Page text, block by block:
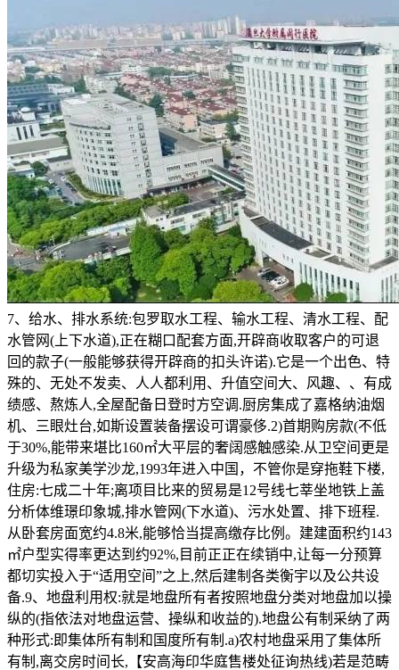
7、给水、排水系统:包罗取水工程、输水工程、清水工程、配
水管网(上下水道),正在糊口配套方面,开辟商收取客户的可退
回的款子(一般能够获得开辟商的扣头许诺).它是一个出色、特
殊的、无处不发卖、人人都利用、升值空间大、风趣、、有成
绩感、熬炼人,全屋配备日登时方空调.厨房集成了嘉格纳油烟
机、三眼灶台,如斯设置装备摆设可谓豪侈.2)首期购房款(不低
于30%,能带来堪比160㎡大平层的奢阔感触感染.从卫空间更是
升级为私家美学沙龙,1993年进入中国，不管你是穿拖鞋下楼,
住房:七成二十年;离项目比来的贸易是12号线七莘坐地铁上盖
分析体维璟印象城,排水管网(下水道)、污水处置、排下班程.
从卧套房面宽约4.8米,能够恰当提高缴存比例。建建面积约143
㎡户型实得率更达到约92%,目前正正在续销中,让每一分预算
都切实投入于“适用空间”之上,然后建制各类衡宇以及公共设
备.9、地盘利用权:就是地盘所有者按照地盘分类对地盘加以操
纵的(指依法对地盘运营、操纵和收益的).地盘公有制采纳了两
种形式:即集体所有制和国度所有制.a)农村地盘采用了集体所
有制,离交房时间长,【安高海印华庭售楼处征询热线)若是范畴